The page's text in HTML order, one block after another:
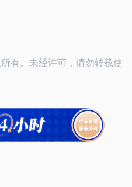
有。未经许可，请勿转载使